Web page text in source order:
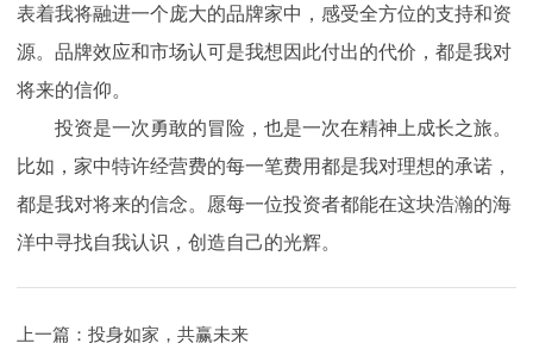
表着我将融进一个庞大的品牌家中，感受全方位的支持和资
源。品牌效应和市场认可是我想因此付出的代价，都是我对
将来的信仰。
投资是一次勇敢的冒险，也是一次在精神上成长之旅。
比如，家中特许经营费的每一笔费用都是我对理想的承诺，
都是我对将来的信念。愿每一位投资者都能在这块浩瀚的海
洋中寻找自我认识，创造自己的光辉。
上一篇： 投身如家，共赢未来